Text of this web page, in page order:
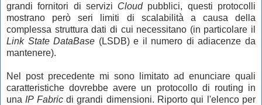
grandi fornitori di servizi Cloud pubblici, questi protocolli
mostrano però seri limiti di scalabilità a causa della
complessa struttura dati di cui necessitano (in particolare il
Link State DataBase (LSDB) e il numero di adiacenze da
mantenere).
Nel post precedente mi sono limitato ad enunciare quali
caratteristiche dovrebbe avere un protocollo di routing in
una IP Fabricdi grandi dimensioni. Riporto qui l'elenco per